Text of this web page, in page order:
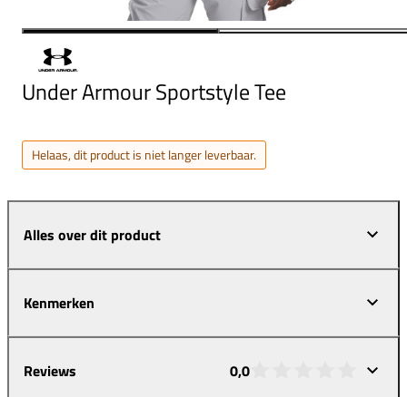
Under Armour Sportstyle Tee
Helaas, dit product is niet langer leverbaar.
Alles over dit product
Kenmerken
Reviews 0,0